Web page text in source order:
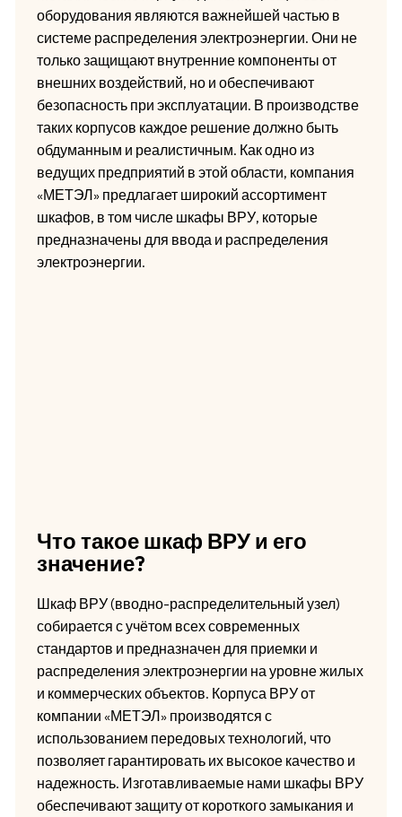
оборудования являются важнейшей частью в
системе распределения электроэнергии. Они не
только защищают внутренние компоненты от
внешних воздействий, но и обеспечивают
безопасность при эксплуатации. В производстве
таких корпусов каждое решение должно быть
обдуманным и реалистичным. Как одно из
ведущих предприятий в этой области, компания
«МЕТЭЛ» предлагает широкий ассортимент
шкафов, в том числе шкафы ВРУ, которые
предназначены для ввода и распределения
электроэнергии.
Что такое шкаф ВРУ и его
значение?
Шкаф ВРУ (вводно-распределительный узел)
собирается с учётом всех современных
стандартов и предназначен для приемки и
распределения электроэнергии на уровне жилых
и коммерческих объектов. Корпуса ВРУ от
компании «МЕТЭЛ» производятся с
использованием передовых технологий, что
позволяет гарантировать их высокое качество и
надежность. Изготавливаемые нами шкафы ВРУ
обеспечивают защиту от короткого замыкания и